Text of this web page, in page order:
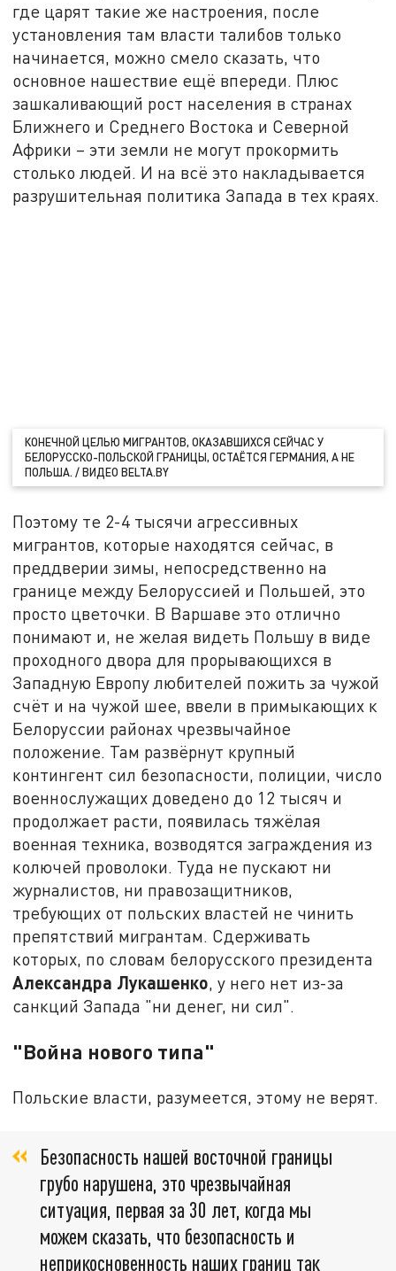
где царят такие же настроения, после
установления там власти талибов только
начинается, можно смело сказать, что
основное нашествие ещё впереди. Плюс
зашкаливающий рост населения в странах
Ближнего и Среднего Востока и Северной
Африки – эти земли не могут прокормить
столько людей. И на всё это накладывается
разрушительная политика Запада в тех краях.
КОНЕЧНОЙ ЦЕЛЬЮ МИГРАНТОВ, ОКАЗАВШИХСЯ СЕЙЧАС У
БЕЛОРУССКО-ПОЛЬСКОЙ ГРАНИЦЫ, ОСТАЁТСЯ ГЕРМАНИЯ, А НЕ
ПОЛЬША. / ВИДЕО BELTA.BY
Поэтому те 2-4 тысячи агрессивных
мигрантов, которые находятся сейчас, в
преддверии зимы, непосредственно на
границе между Белоруссией и Польшей, это
просто цветочки. В Варшаве это отлично
понимают и, не желая видеть Польшу в виде
проходного двора для прорывающихся в
Западную Европу любителей пожить за чужой
счёт и на чужой шее, ввели в примыкающих к
Белоруссии районах чрезвычайное
положение. Там развёрнут крупный
контингент сил безопасности, полиции, число
военнослужащих доведено до 12 тысяч и
продолжает расти, появилась тяжёлая
военная техника, возводятся заграждения из
колючей проволоки. Туда не пускают ни
журналистов, ни правозащитников,
требующих от польских властей не чинить
препятствий мигрантам. Сдерживать
которых, по словам белорусского президента
Александра Лукашенко , у него нет из-за
санкций Запада "ни денег, ни сил".
"Война нового типа"
Польские власти, разумеется, этому не верят.
Безопасность нашей восточной границы
грубо нарушена, это чрезвычайная
ситуация, первая за 30 лет, когда мы
можем сказать, что безопасность и
неприкосновенность наших границ так